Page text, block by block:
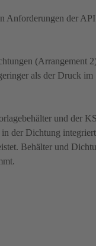
Anforderungen der
(Arrangement
als der Druck im
und der
der Dichtung
Behälter und